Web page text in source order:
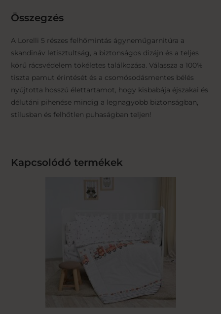
Összegzés
A Lorelli 5 részes felhőmintás ágyneműgarnitúra a
skandináv letisztultság, a biztonságos dizájn és a teljes
körű rácsvédelem tökéletes találkozása. Válassza a 100%
tiszta pamut érintését és a csomósodásmentes bélés
nyújtotta hosszú élettartamot, hogy kisbabája éjszakai és
délutáni pihenése mindig a legnagyobb biztonságban,
stílusban és felhőtlen puhaságban teljen!
Kapcsolódó termékek